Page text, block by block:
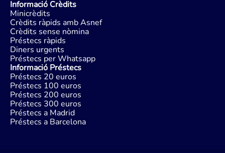
Informació Crèdits
Minicrèdits
Crèdits ràpids amb Asnef
Crèdits sense nòmina
Préstecs ràpids
Diners urgents
Préstecs per Whatsapp
Informació Préstecs
Préstecs 20 euros
Préstecs 100 euros
Préstecs 200 euros
Préstecs 300 euros
Préstecs a Madrid
Préstecs a Barcelona